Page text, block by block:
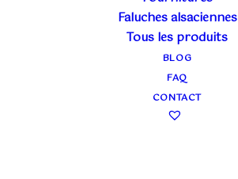
Faluches alsaciennes
Tous les produits
BLOG
FAQ
CONTACT